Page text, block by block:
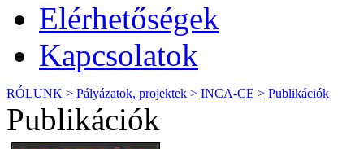
Elérhetőségek
Kapcsolatok
RÓLUNK > Pályázatok, projektek > INCA-CE > Publikációk
Publikációk